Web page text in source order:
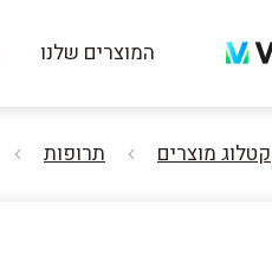
המוצרים שלנו
קטלוג מוצרים תרופות